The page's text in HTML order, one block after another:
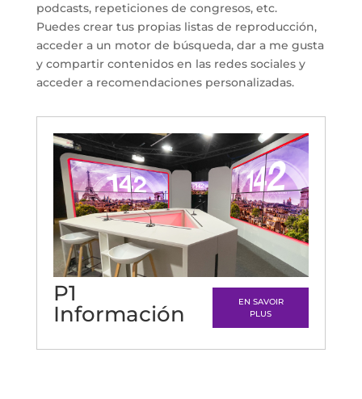
podcasts, repeticiones de congresos, etc.
Puedes crear tus propias listas de reproducción,
acceder a un motor de búsqueda, dar a me gusta
y compartir contenidos en las redes sociales y
acceder a recomendaciones personalizadas.
P1
Información
EN SAVOIR
PLUS